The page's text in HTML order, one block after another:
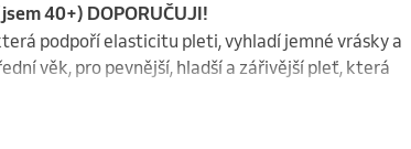
40+) DOPORUČUJI!
podpoří elasticitu pleti, vyhladí jemné vrásky a
věk, pro pevnější, hladší a zářivější pleť, která